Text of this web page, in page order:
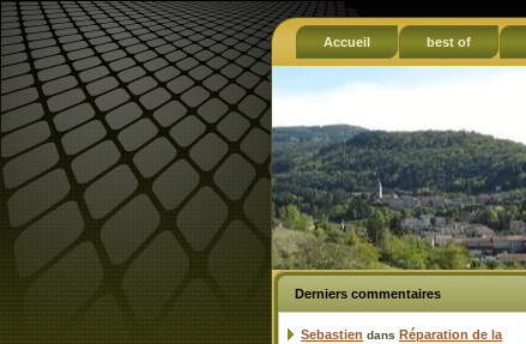
Accueil best of
Derniers commentaires
Sebastien dans Réparation de la